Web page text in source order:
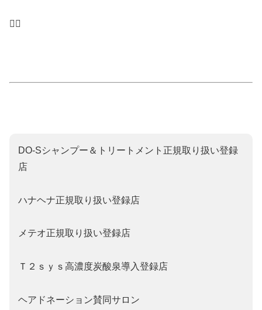
🙇‍♂️
DO‐Sシャンプー＆トリートメント正規取り扱い登録
店
ハナヘナ正規取り扱い登録店
メテオ正規取り扱い登録店
Ｔ２ｓｙｓ高濃度炭酸泉導入登録店
ヘアドネーション賛同サロン